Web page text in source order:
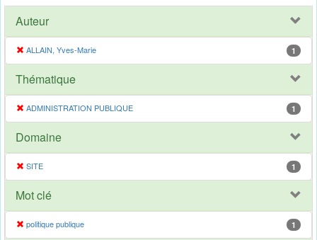
Auteur
ALLAIN, Yves-Marie 1
Thématique
ADMINISTRATION PUBLIQUE 1
Domaine
SITE 1
Mot clé
politique publique 1